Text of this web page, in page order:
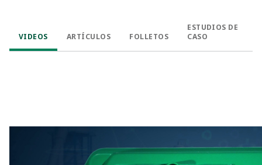
VIDEOS ARTÍCULOS FOLLETOS
ESTUDIOS DE
CASO